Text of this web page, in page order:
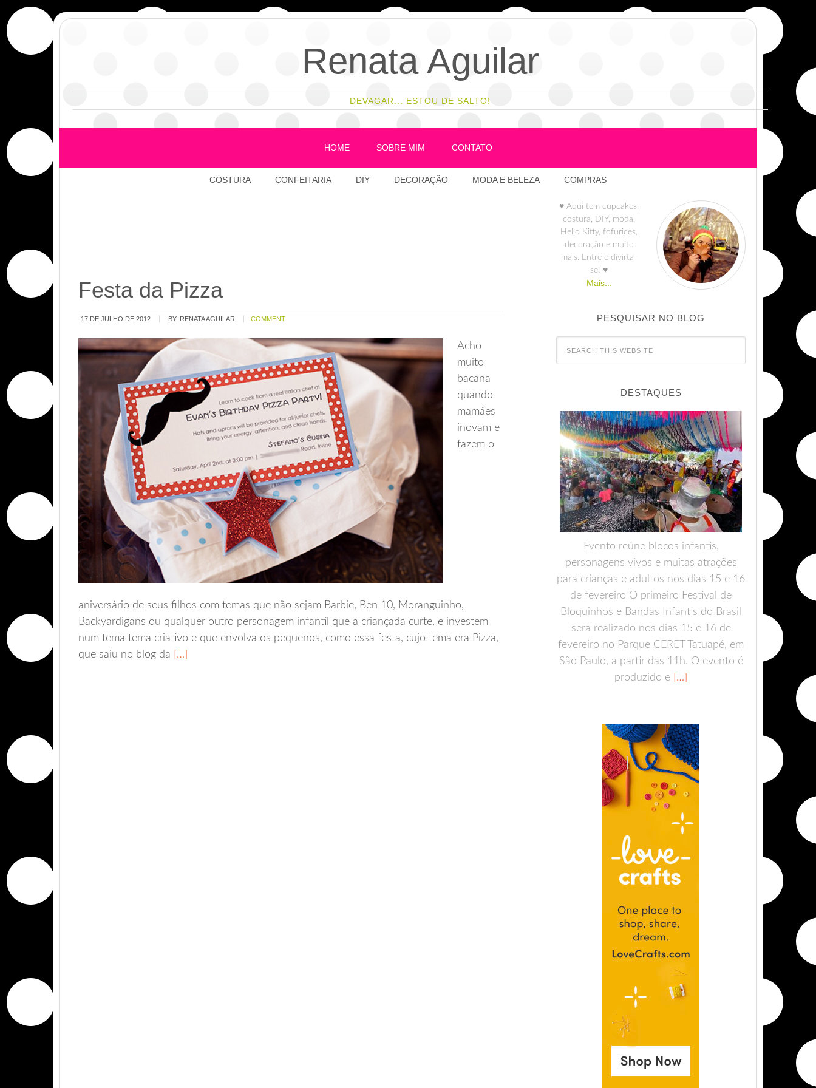
Renata Aguilar
DEVAGAR... ESTOU DE SALTO!
HOME SOBRE MIM CONTATO
COSTURA CONFEITARIA DIY DECORAÇÃO MODA E BELEZA COMPRAS
Festa da Pizza
17 DE JULHO DE 2012 BY: RENATA AGUILAR COMMENT
Acho
muito
bacana
quando
mamães
inovam e
fazem o
aniversário de seus filhos com temas que não sejam Barbie, Ben 10, Moranguinho,
Backyardigans ou qualquer outro personagem infantil que a criançada curte, e investem
num tema tema criativo e que envolva os pequenos, como essa festa, cujo tema era Pizza,
que saiu no blog da […]
♥ Aqui tem cupcakes,
costura, DIY, moda,
Hello Kitty, fofurices,
decoração e muito
mais. Entre e divirta-
se! ♥
Mais...
PESQUISAR NO BLOG
DESTAQUES
Evento reúne blocos infantis,
personagens vivos e muitas atrações
para crianças e adultos nos dias 15 e 16
de fevereiro O primeiro Festival de
Bloquinhos e Bandas Infantis do Brasil
será realizado nos dias 15 e 16 de
fevereiro no Parque CERET Tatuapé, em
São Paulo, a partir das 11h. O evento é
produzido e […]